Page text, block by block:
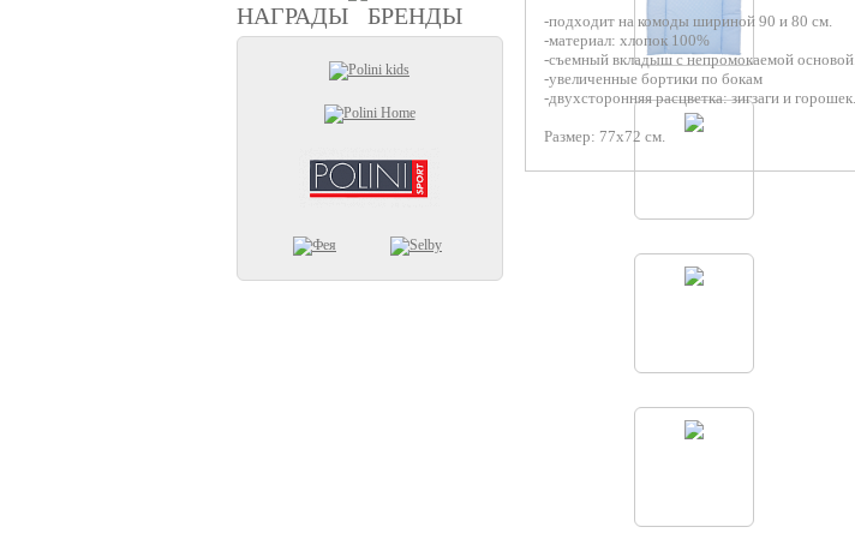
НАГРАДЫ БРЕНДЫ
-подходит на комоды шириной 90 и 80 см.
-материал: хлопок 100%
-съемный вкладыш с непромокаемой основой.
-увеличенные бортики по бокам
-двухсторонняя расцветка: зигзаги и горошек.
Размер: 77х72 см.